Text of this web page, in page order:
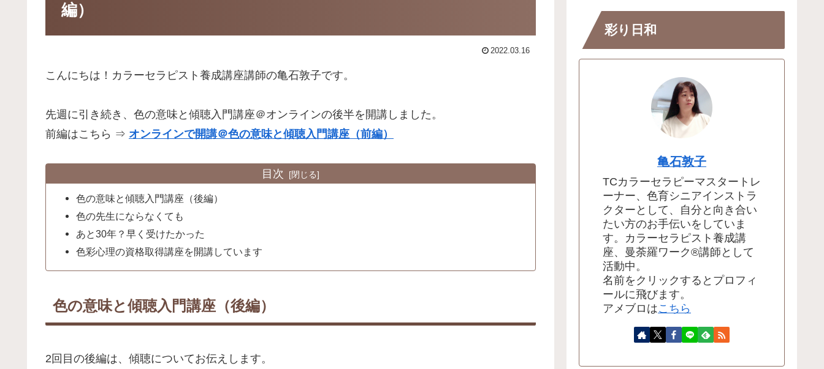
編）
2022.03.16
こんにちは！カラーセラピスト養成講座講師の亀石敦子です。
先週に引き続き、色の意味と傾聴入門講座＠オンラインの後半を開講しました。
前編はこちら ⇒ オンラインで開講＠色の意味と傾聴入門講座（前編）
目次
色の意味と傾聴入門講座（後編）
色の先生にならなくても
あと30年？早く受けたかった
色彩心理の資格取得講座を開講しています
色の意味と傾聴入門講座（後編）
2回目の後編は、傾聴についてお伝えします。
彩り日和
亀石敦子
TCカラーセラピーマスタートレ
ーナー、色育シニアインストラ
クターとして、自分と向き合い
たい方のお手伝いをしていま
す。カラーセラピスト養成講
座、曼荼羅ワーク®講師として
活動中。
名前をクリックするとプロフィ
ールに飛びます。
アメブロはこちら